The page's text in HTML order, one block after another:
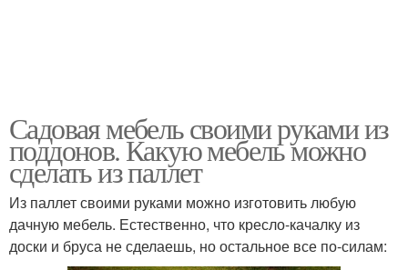
Садовая мебель своими руками из
поддонов. Какую мебель можно
сделать из паллет
Из паллет своими руками можно изготовить любую
дачную мебель. Естественно, что кресло-качалку из
доски и бруса не сделаешь, но остальное все по-силам: